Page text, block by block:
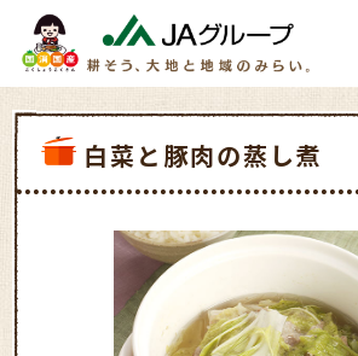
白菜と豚肉の蒸し煮